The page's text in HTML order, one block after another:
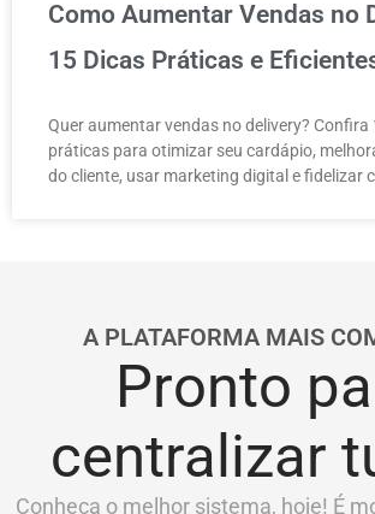
Como Aumentar Vendas no
15 Dicas Práticas e
Quer aumentar vendas no delivery? Confira
práticas para otimizar seu cardápio,
do cliente, usar marketing digital e fidelizar
A PLATAFORMA MAIS
Pronto
centralizar
Conheça o melhor sistema, hoje! É